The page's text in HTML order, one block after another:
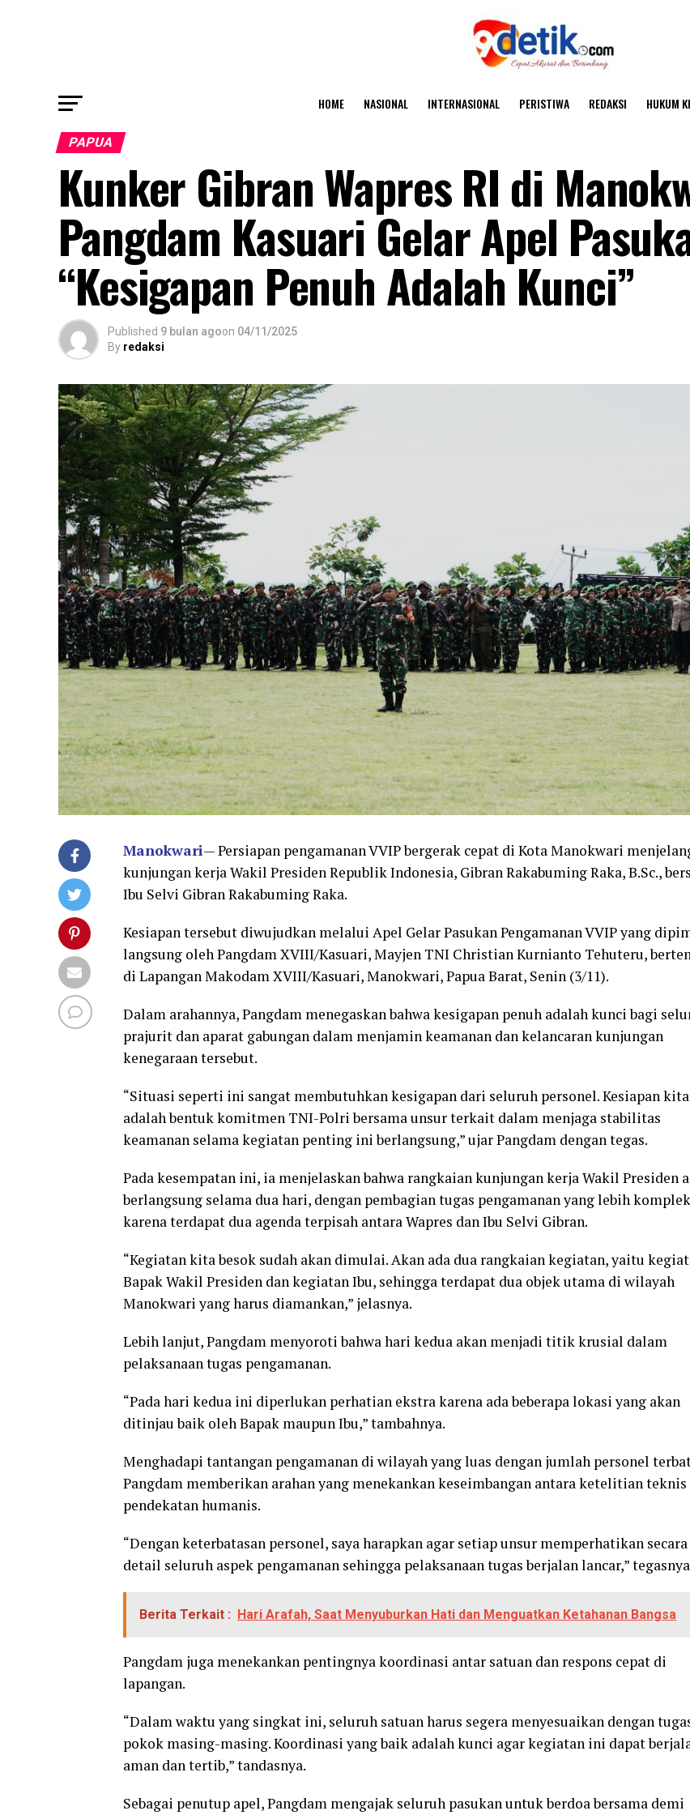
HOME NASIONAL INTERNASIONAL PERISTIWA REDAKSI HUKUM
PAPUA
Kunker Gibran Wapres RI di
Pangdam Kasuari Gelar Apel
“Kesigapan Penuh Adalah Kunci”
Published 9 bulan agoon 04/11/2025
By redaksi
Manokwari— Persiapan pengamanan VVIP bergerak cepat di Kota Manokwari
kunjungan kerja Wakil Presiden Republik Indonesia, Gibran Rakabuming Raka, B.Sc.,
Ibu Selvi Gibran Rakabuming Raka.
Kesiapan tersebut diwujudkan melalui Apel Gelar Pasukan Pengamanan VVIP yang
langsung oleh Pangdam XVIII/Kasuari, Mayjen TNI Christian Kurnianto Tehuteru,
di Lapangan Makodam XVIII/Kasuari, Manokwari, Papua Barat, Senin (3/11).
Dalam arahannya, Pangdam menegaskan bahwa kesigapan penuh adalah kunci bagi
prajurit dan aparat gabungan dalam menjamin keamanan dan kelancaran kunjungan
kenegaraan tersebut.
“Situasi seperti ini sangat membutuhkan kesigapan dari seluruh personel. Kesiapan kita
adalah bentuk komitmen TNI-Polri bersama unsur terkait dalam menjaga stabilitas
keamanan selama kegiatan penting ini berlangsung,” ujar Pangdam dengan tegas.
Pada kesempatan ini, ia menjelaskan bahwa rangkaian kunjungan kerja Wakil Presiden
berlangsung selama dua hari, dengan pembagian tugas pengamanan yang lebih
karena terdapat dua agenda terpisah antara Wapres dan Ibu Selvi Gibran.
“Kegiatan kita besok sudah akan dimulai. Akan ada dua rangkaian kegiatan, yaitu
Bapak Wakil Presiden dan kegiatan Ibu, sehingga terdapat dua objek utama di wilayah
Manokwari yang harus diamankan,” jelasnya.
Lebih lanjut, Pangdam menyoroti bahwa hari kedua akan menjadi titik krusial dalam
pelaksanaan tugas pengamanan.
“Pada hari kedua ini diperlukan perhatian ekstra karena ada beberapa lokasi yang akan
ditinjau baik oleh Bapak maupun Ibu,” tambahnya.
Menghadapi tantangan pengamanan di wilayah yang luas dengan jumlah personel
Pangdam memberikan arahan yang menekankan keseimbangan antara ketelitian teknis
pendekatan humanis.
“Dengan keterbatasan personel, saya harapkan agar setiap unsur memperhatikan secara
detail seluruh aspek pengamanan sehingga pelaksanaan tugas berjalan lancar,”
Berita Terkait : Hari Arafah, Saat Menyuburkan Hati dan Menguatkan Ketahanan Bangsa
Pangdam juga menekankan pentingnya koordinasi antar satuan dan respons cepat di
lapangan.
“Dalam waktu yang singkat ini, seluruh satuan harus segera menyesuaikan dengan
pokok masing-masing. Koordinasi yang baik adalah kunci agar kegiatan ini dapat
aman dan tertib,” tandasnya.
Sebagai penutup apel, Pangdam mengajak seluruh pasukan untuk berdoa bersama demi